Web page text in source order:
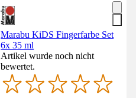
Marabu KiDS Fingerfarbe Set
6x 35 ml
Artikel wurde noch nicht
bewertet.